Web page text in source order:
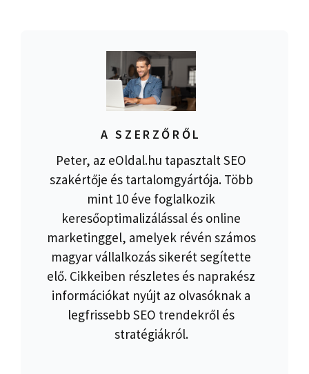
A SZERZŐRŐL
Peter, az eOldal.hu tapasztalt SEO
szakértője és tartalomgyártója. Több
mint 10 éve foglalkozik
keresőoptimalizálással és online
marketinggel, amelyek révén számos
magyar vállalkozás sikerét segítette
elő. Cikkeiben részletes és naprakész
információkat nyújt az olvasóknak a
legfrissebb SEO trendekről és
stratégiákról.